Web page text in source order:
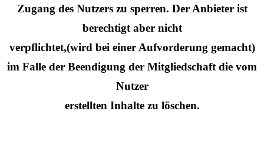
Zugang des Nutzers zu sperren. Der Anbieter ist
berechtigt aber nicht
verpflichtet,(wird bei einer Aufvorderung gemacht)
im Falle der Beendigung der Mitgliedschaft die vom
Nutzer
erstellten Inhalte zu löschen.